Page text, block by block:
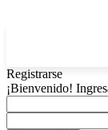
Registrarse
¡Bienvenido!